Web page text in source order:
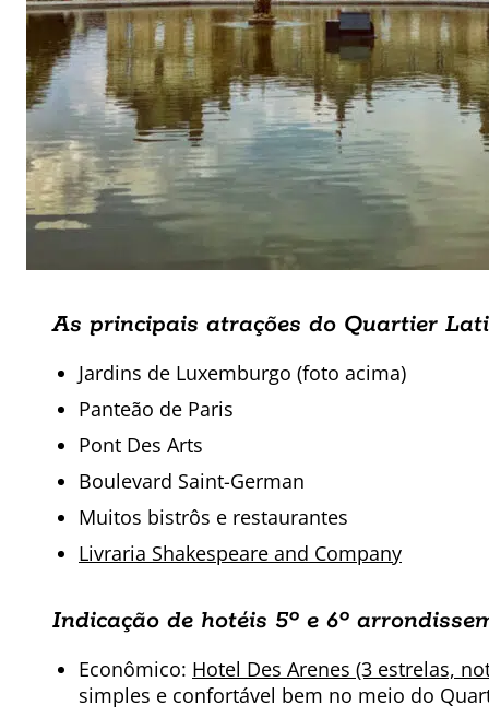
As principais atrações do Quartier
Jardins de Luxemburgo (foto acima)
Panteão de Paris
Pont Des Arts
Boulevard Saint-German
Muitos bistrôs e restaurantes
Livraria Shakespeare and Company
Indicação de hotéis 5º e 6º
Econômico: Hotel Des Arenes (3 estrelas,
simples e confortável bem no meio do